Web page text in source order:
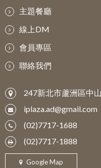
主題餐廳
線上DM
會員專區
聯絡我們
247新北市蘆洲區中
iplaza.ad@gmail.com
(02)7717-1688
(02)7717-1888
Google Map